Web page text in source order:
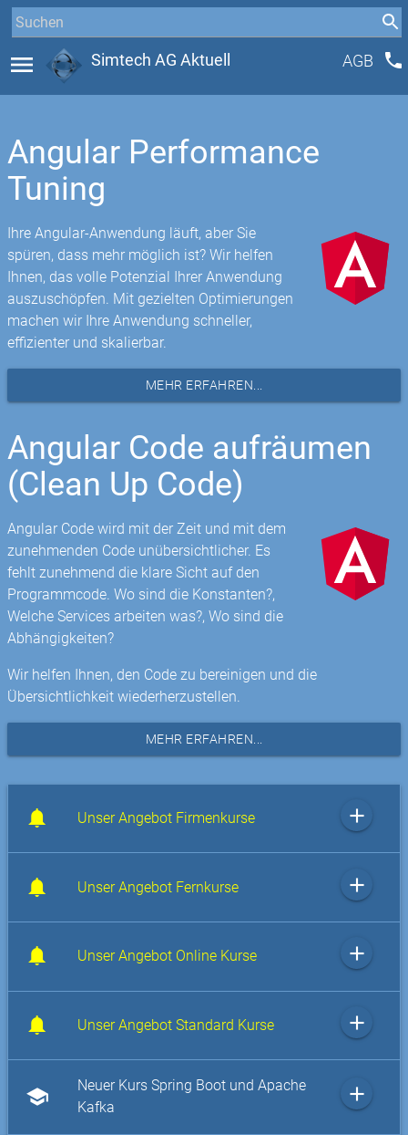
menu Simtech AG Aktuell AGB phone
Angular Performance
Tuning
Ihre Angular-Anwendung läuft, aber Sie
spüren, dass mehr möglich ist? Wir helfen
Ihnen, das volle Potenzial Ihrer Anwendung
auszuschöpfen. Mit gezielten Optimierungen
machen wir Ihre Anwendung schneller,
effizienter und skalierbar.
MEHR ERFAHREN...
Angular Code aufräumen
(Clean Up Code)
Angular Code wird mit der Zeit und mit dem
zunehmenden Code unübersichtlicher. Es
fehlt zunehmend die klare Sicht auf den
Programmcode. Wo sind die Konstanten?,
Welche Services arbeiten was?, Wo sind die
Abhängigkeiten?
Wir helfen Ihnen, den Code zu bereinigen und die
Übersichtlichkeit wiederherzustellen.
MEHR ERFAHREN...
Unser Angebot Firmenkurse add
Unser Angebot Fernkurse add
Unser Angebot Online Kurse add
Unser Angebot Standard Kurse add
school
Neuer Kurs Spring Boot und Apache
Kafka
add